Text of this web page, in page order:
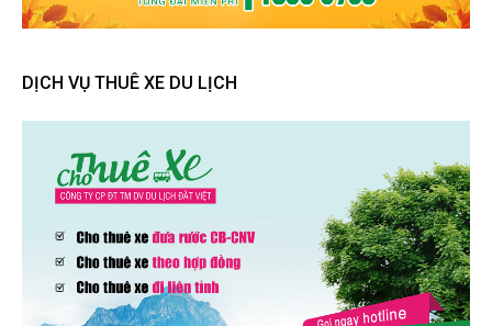
DỊCH VỤ THUÊ XE DU LỊCH